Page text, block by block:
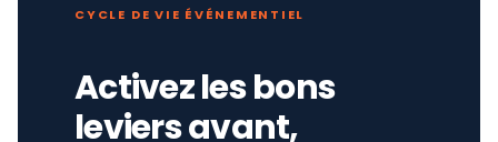
CYCLE DE VIE ÉVÉNEMENTIEL
Activez les bons
leviers avant,